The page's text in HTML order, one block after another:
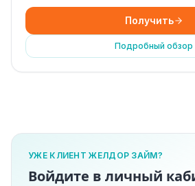
Получить
Подробный обзор
УЖЕ КЛИЕНТ ЖЕЛДОР ЗАЙМ?
Войдите в личный